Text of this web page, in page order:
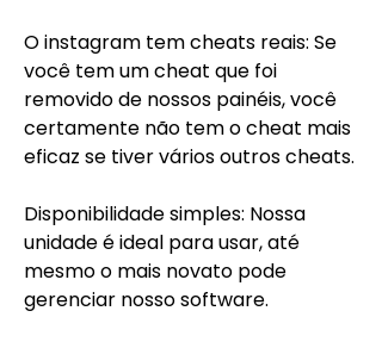
O instagram tem cheats reais: Se
você tem um cheat que foi
removido de nossos painéis, você
certamente não tem o cheat mais
eficaz se tiver vários outros cheats.
Disponibilidade simples: Nossa
unidade é ideal para usar, até
mesmo o mais novato pode
gerenciar nosso software.